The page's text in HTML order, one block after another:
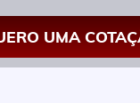
UMA